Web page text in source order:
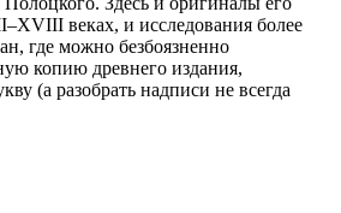
веках, и исследования более
где можно безбоязненно
копию древнего издания,
(а разобрать надписи не всегда